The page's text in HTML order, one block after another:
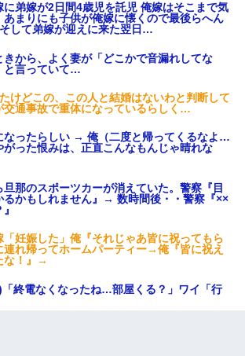
クレスをプレゼント。「こんな安物を渡すく
うがマシだからね」→ ６０万したと話した
定をしたら血縁関係0%だった。旦那「やっぱ
な…」長男「俺は誰の子供なの？」長女・次
くなった。鼻水垂らし嗚咽する私に、猫が
てきて…
に「サせて」って言った結果
さん！！私ようやくファッションモデルに
来てね！」→悲しい結果がこれ・・・
に弟嫁が2日間4歳児を託児 俺嫁はそこまで気
あまりにも子供が俺嫁に懐くので最後らへん
して弟嫁が迎えに来た翌日…
から、よく妻が「どこかで音漏れしてな
と言っていて…
けどこの、この人と結婚はないわと判断して
交通事故で重体になっているらしく…
なったらしい → 俺（二度と帰ってくるなよ…
った恨みは、正直こんなもんじゃ晴れな
旦那のスポーツカーが消えていた。警察『目
るかもしれません』→ 数時間後・・警察『××
「妊娠した」俺『それじゃあ皆に祝ってもら
連れ帰ってホームパーティー→俺『皆に祝え
な！』→
「終電なくなったね…部屋くる？」ワイ「行